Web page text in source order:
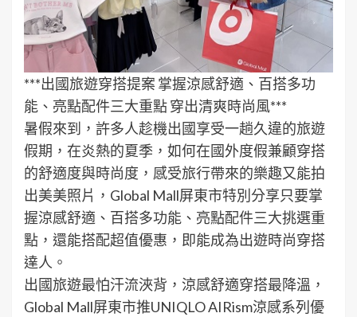
***出國旅遊穿搭提案 掌握涼感舒適、百搭多功
能、亮點配件三大重點 穿出清爽時尚風***
暑假來到，許多人趁機出國享受一趟久違的旅遊
假期，在炎熱的夏季，如何在國外度假兼顧穿搭
的舒適度與時尚度，感受旅行帶來的樂趣又能拍
出美美照片，Global Mall屏東市特別分享只要掌
握涼感舒適、百搭多功能、亮點配件三大挑選重
點，還能搭配超值優惠，即能成為出遊時尚穿搭
達人。
出國旅遊最怕汗流浹背，涼感舒適穿搭最降溫，
Global Mall屏東市推UNIQLO AIRism涼感系列優